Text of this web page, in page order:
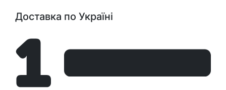
Доставка по Україні